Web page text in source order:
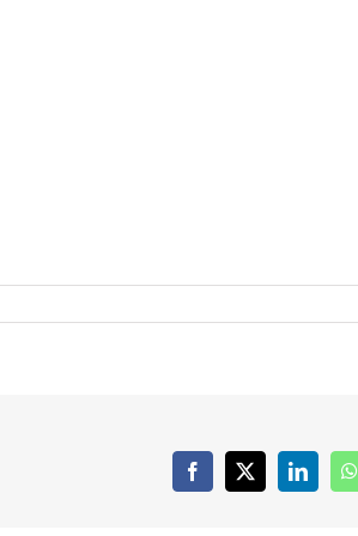
Facebook
X LinkedIn